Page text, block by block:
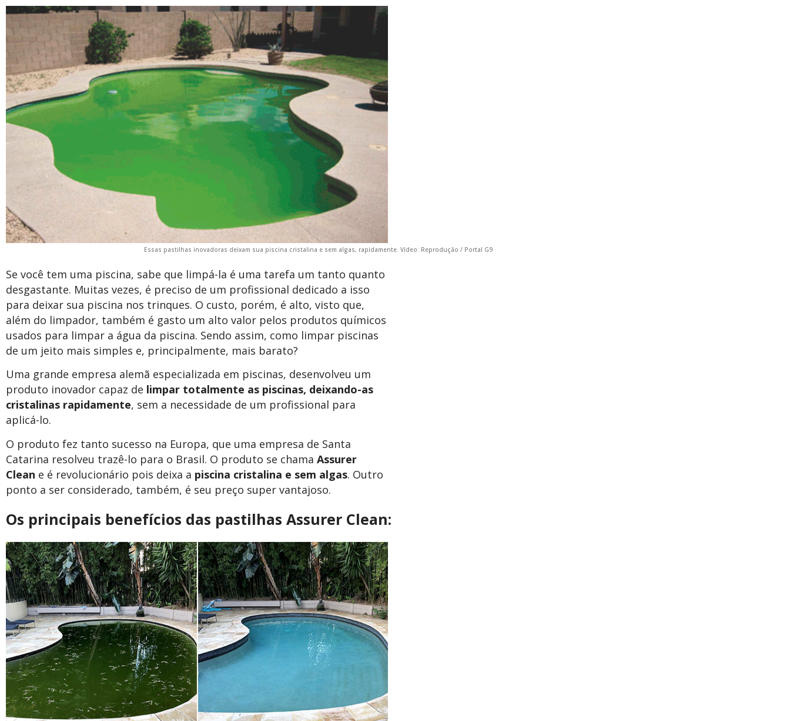
Essas pastilhas inovadoras deixam sua piscina cristalina e sem algas, rapidamente. Vídeo: Reprodução / Portal G9
Se você tem uma piscina, sabe que limpá-la é uma tarefa um tanto quanto
desgastante. Muitas vezes, é preciso de um profissional dedicado a isso
para deixar sua piscina nos trinques. O custo, porém, é alto, visto que,
além do limpador, também é gasto um alto valor pelos produtos químicos
usados para limpar a água da piscina. Sendo assim, como limpar piscinas
de um jeito mais simples e, principalmente, mais barato?
Uma grande empresa alemã especializada em piscinas, desenvolveu um
produto inovador capaz de limpar totalmente as piscinas, deixando-as
cristalinas rapidamente, sem a necessidade de um profissional para
aplicá-lo.
O produto fez tanto sucesso na Europa, que uma empresa de Santa
Catarina resolveu trazê-lo para o Brasil. O produto se chama Assurer
Clean e é revolucionário pois deixa a piscina cristalina e sem algas. Outro
ponto a ser considerado, também, é seu preço super vantajoso.
Os principais benefícios das pastilhas Assurer Clean: